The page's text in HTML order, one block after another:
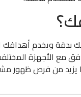
ويخدم أهدافك
مع الأجهزة
يزيد من فرص ظهور